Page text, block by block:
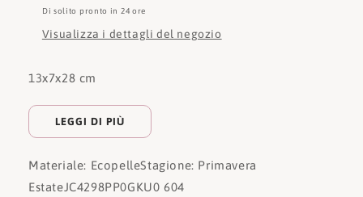
Di solito pronto in 24 ore
Visualizza i dettagli del negozio
13x7x28 cm
LEGGI DI PIÙ
Materiale: EcopelleStagione: Primavera
EstateJC4298PP0GKU0 604